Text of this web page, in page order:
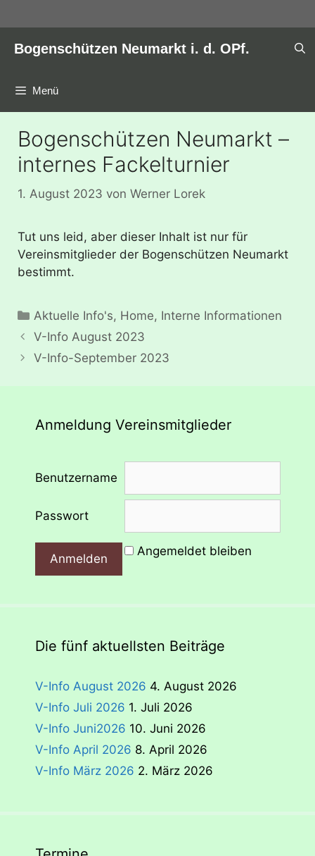
Inhalt
springen
Bogenschützen Neumarkt i. d. OPf.
Menü
Bogenschützen Neumarkt –
internes Fackelturnier
1. August 2023 von Werner Lorek
Tut uns leid, aber dieser Inhalt ist nur für
Vereinsmitglieder der Bogenschützen Neumarkt
bestimmt.
Kategorien
Aktuelle Info's, Home, Interne Informationen
V-Info August 2023
V-Info-September 2023
Anmeldung Vereinsmitglieder
Benutzername
Passwort
Angemeldet bleiben
Die fünf aktuellsten Beiträge
V-Info August 2026 4. August 2026
V-Info Juli 2026 1. Juli 2026
V-Info Juni2026 10. Juni 2026
V-Info April 2026 8. April 2026
V-Info März 2026 2. März 2026